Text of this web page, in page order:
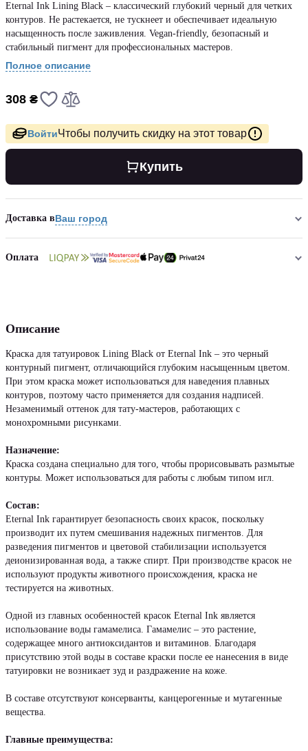
Eternal Ink Lining Black – классический глубокий черный для четких
контуров. Не растекается, не тускнеет и обеспечивает идеальную
насыщенность после заживления. Vegan-friendly, безопасный и
стабильный пигмент для профессиональных мастеров.
Полное описание
308 ₴
ВойтиЧтобы получить скидку на этот товар
Купить
Доставка вВаш город
Оплата
Описание
Краска для татуировок Lining Black от Eternal Ink – это черный
контурный пигмент, отличающийся глубоким насыщенным цветом.
При этом краска может использоваться для наведения плавных
контуров, поэтому часто применяется для создания надписей.
Незаменимый оттенок для тату-мастеров, работающих с
монохромными рисунками.
Назначение:
Краска создана специально для того, чтобы прорисовывать размытые
контуры. Может использоваться для работы с любым типом игл.
Состав:
Eternal Ink гарантирует безопасность своих красок, поскольку
производит их путем смешивания надежных пигментов. Для
разведения пигментов и цветовой стабилизации используется
деионизированная вода, а также спирт. При производстве красок не
используют продукты животного происхождения, краска не
тестируется на животных.
Одной из главных особенностей красок Eternal Ink является
использование воды гамамелиса. Гамамелис – это растение,
содержащее много антиоксидантов и витаминов. Благодаря
присутствию этой воды в составе краски после ее нанесения в виде
татуировки не возникает зуд и раздражение на коже.
В составе отсутствуют консерванты, канцерогенные и мутагенные
вещества.
Главные преимущества: